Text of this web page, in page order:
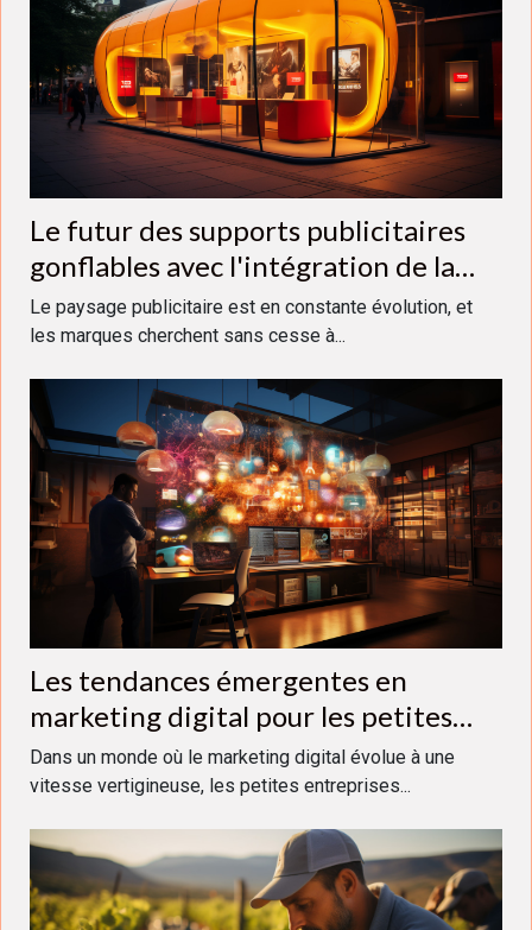
Le futur des supports publicitaires
gonflables avec l'intégration de la
réalité augmentée
Le paysage publicitaire est en constante évolution, et
les marques cherchent sans cesse à...
Les tendances émergentes en
marketing digital pour les petites
entreprises en 2023
Dans un monde où le marketing digital évolue à une
vitesse vertigineuse, les petites entreprises...